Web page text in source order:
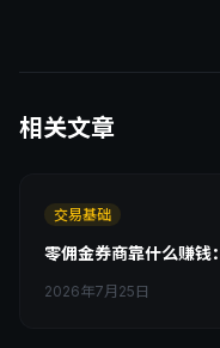
相关文章
交易基础
零佣金券商靠什么赚钱
2026年7月25日